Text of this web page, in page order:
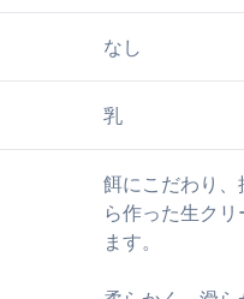
なし
乳
餌にこだわり
ら作った生ク
ます。